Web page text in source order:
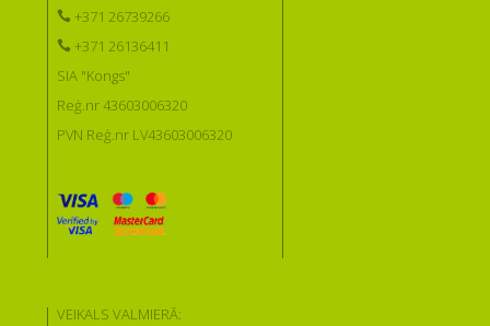
+371 26739266
+371 26136411
SIA "Kongs"
Reģ.nr 43603006320
PVN Reģ.nr LV43603006320
VEIKALS VALMIERĀ: